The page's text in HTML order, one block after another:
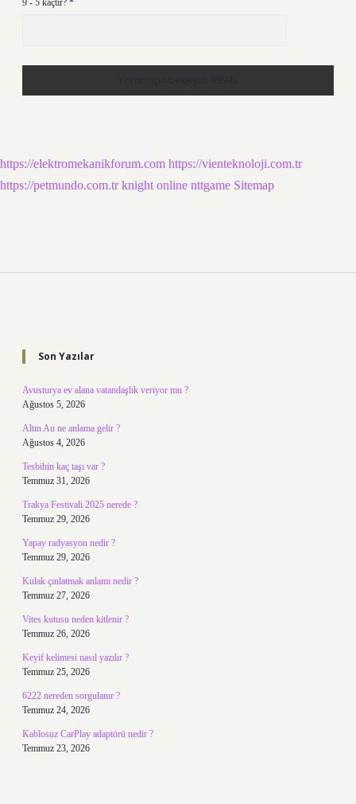
9 - 5 kaçtır? *
https://elektromekanikforum.com https://vienteknoloji.com.tr
https://petmundo.com.tr knight online nttgame Sitemap
Son Yazılar
Avusturya ev alana vatandaşlık veriyor mu ?
Ağustos 5, 2026
Altın Au ne anlama gelir ?
Ağustos 4, 2026
Tesbihin kaç taşı var ?
Temmuz 31, 2026
Trakya Festivali 2025 nerede ?
Temmuz 29, 2026
Yapay radyasyon nedir ?
Temmuz 29, 2026
Kulak çınlatmak anlamı nedir ?
Temmuz 27, 2026
Vites kutusu neden kitlenir ?
Temmuz 26, 2026
Keyif kelimesi nasıl yazılır ?
Temmuz 25, 2026
6222 nereden sorgulanır ?
Temmuz 24, 2026
Kablosuz CarPlay adaptörü nedir ?
Temmuz 23, 2026